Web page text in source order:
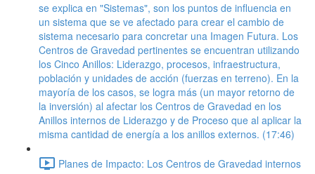
se explica en "Sistemas", son los puntos de influencia en
un sistema que se ve afectado para crear el cambio de
sistema necesario para concretar una Imagen Futura. Los
Centros de Gravedad pertinentes se encuentran utilizando
los Cinco Anillos: Liderazgo, procesos, infraestructura,
población y unidades de acción (fuerzas en terreno). En la
mayoría de los casos, se logra más (un mayor retorno de
la inversión) al afectar los Centros de Gravedad en los
Anillos internos de Liderazgo y de Proceso que al aplicar la
misma cantidad de energía a los anillos externos. (17:46)
Planes de Impacto: Los Centros de Gravedad internos